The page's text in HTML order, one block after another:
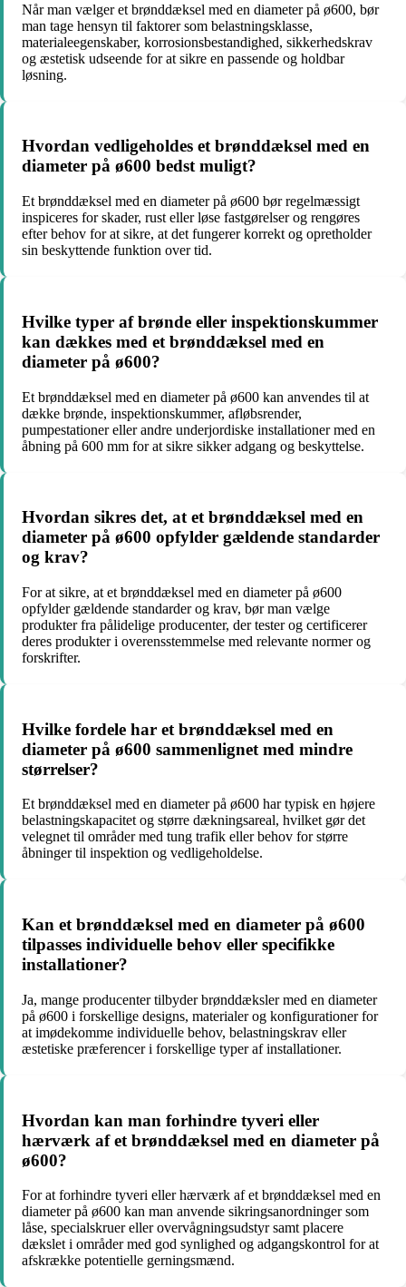
Når man vælger et brønddæksel med en diameter på ø600, bør
man tage hensyn til faktorer som belastningsklasse,
materialeegenskaber, korrosionsbestandighed, sikkerhedskrav
og æstetisk udseende for at sikre en passende og holdbar
løsning.
Hvordan vedligeholdes et brønddæksel med en
diameter på ø600 bedst muligt?
Et brønddæksel med en diameter på ø600 bør regelmæssigt
inspiceres for skader, rust eller løse fastgørelser og rengøres
efter behov for at sikre, at det fungerer korrekt og opretholder
sin beskyttende funktion over tid.
Hvilke typer af brønde eller inspektionskummer
kan dækkes med et brønddæksel med en
diameter på ø600?
Et brønddæksel med en diameter på ø600 kan anvendes til at
dække brønde, inspektionskummer, afløbsrender,
pumpestationer eller andre underjordiske installationer med en
åbning på 600 mm for at sikre sikker adgang og beskyttelse.
Hvordan sikres det, at et brønddæksel med en
diameter på ø600 opfylder gældende standarder
og krav?
For at sikre, at et brønddæksel med en diameter på ø600
opfylder gældende standarder og krav, bør man vælge
produkter fra pålidelige producenter, der tester og certificerer
deres produkter i overensstemmelse med relevante normer og
forskrifter.
Hvilke fordele har et brønddæksel med en
diameter på ø600 sammenlignet med mindre
størrelser?
Et brønddæksel med en diameter på ø600 har typisk en højere
belastningskapacitet og større dækningsareal, hvilket gør det
velegnet til områder med tung trafik eller behov for større
åbninger til inspektion og vedligeholdelse.
Kan et brønddæksel med en diameter på ø600
tilpasses individuelle behov eller specifikke
installationer?
Ja, mange producenter tilbyder brønddæksler med en diameter
på ø600 i forskellige designs, materialer og konfigurationer for
at imødekomme individuelle behov, belastningskrav eller
æstetiske præferencer i forskellige typer af installationer.
Hvordan kan man forhindre tyveri eller
hærværk af et brønddæksel med en diameter på
ø600?
For at forhindre tyveri eller hærværk af et brønddæksel med en
diameter på ø600 kan man anvende sikringsanordninger som
låse, specialskruer eller overvågningsudstyr samt placere
dækslet i områder med god synlighed og adgangskontrol for at
afskrække potentielle gerningsmænd.